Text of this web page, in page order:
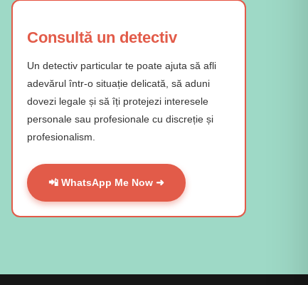
Consultă un detectiv
Un detectiv particular te poate ajuta să afli
adevărul într-o situație delicată, să aduni
dovezi legale și să îți protejezi interesele
personale sau profesionale cu discreție și
profesionalism.
📲 WhatsApp Me Now ➜